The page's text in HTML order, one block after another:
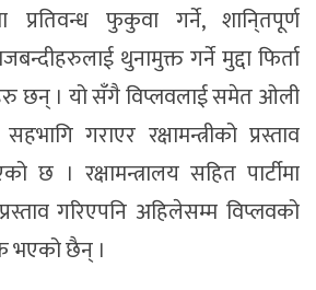
फुकुवा गर्ने, शानि्तपूर्ण
थुनामुक्त गर्ने मुद्दा फिर्ता
छन् । यो सँगै विप्लवलाई समेत ओली
गराएर रक्षामन्त्रीको प्रस्ताव
छ । रक्षामन्त्रालय सहित पार्टीमा
गरिएपनि अहिलेसम्म विप्लवको
भएको छैन् ।